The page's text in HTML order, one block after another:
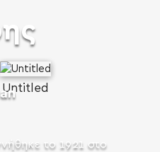
το 1921 στο
Untitled